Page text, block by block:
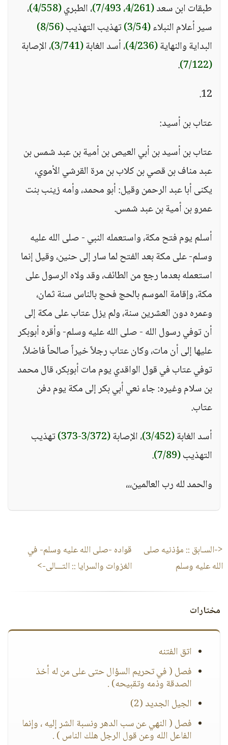
طبقات ابن سعد(4/261، 7/493) ، الطبري(4/558)
،
سير أعلام النبلاء(3/54) تهذيب التهذيب(8/56)
البداية والنهاية(4/236) ، أسد الغابة(3/741)
، الإصابة
(7/122)
.
12.
عتاب بن أسيد:
عتاب بن أسيد بن أبي العيص بن أمية بن عبد شمس بن
عبد مناف بن قصي بن كلاب بن مرة القرشي الأموي،
يكنى أبا عبد الرحمن وقيل: أبو محمد، وأمه زينب بنت
عمرو بن أمية بن عبد شمس.
أسلم يوم فتح مكة، واستعمله النبي - صلى الله عليه
وسلم- على مكة بعد الفتح لما سار إلى حنين، وقيل إنما
استعمله بعدما رجع من الطائف، وقد ولاه الرسول على
مكة، وإقامة الموسم بالحج فحج بالناس سنة ثمان،
وعمره دون العشرين سنة، ولم يزل عتاب على مكة إلى
أن توفي رسول الله - صلى الله عليه وسلم- وأقره أبوبكر
عليها إلى أن مات، وكان عتاب رجلاً خيراً صالحاً فاضلاً،
توفي عتاب في قول الواقدي يوم مات أبوبكر، قال محمد
بن سلام وغيره: جاء نعي أبي بكر إلى مكة يوم دفن
عتاب.
أسد الغابة(3/452) ، الإصابة(3/372-373)
تهذيب
التهذيب(7/89)
.
والحمد لله رب العالمين،،،
<-السـابق :: مؤذنيه صلى
الله عليه وسلم
قواده -صلى الله عليه وسلم- في
الغزوات والسرايا :: التـــالى->
مختارات
اتق الفتنه
فصل ( في تحريم السؤال حتى على من له أخذ
الصدقة وذمه وتقبيحه) .
الجيل الجديد (2)
فصل ( النهي عن سب الدهر ونسبة الشر إليه ، وإنما
الفاعل الله وعن قول الرجل هلك الناس ) .